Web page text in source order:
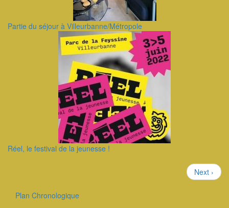
Partie du séjour à Villeurbanne/Métropole
Réel, le festival de la jeunesse !
Page
suivante
Next ›
Plan Chronologique